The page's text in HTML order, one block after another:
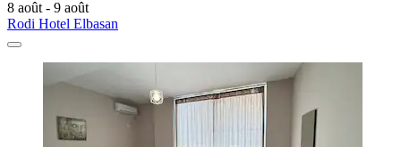
8 août - 9 août
Rodi Hotel Elbasan